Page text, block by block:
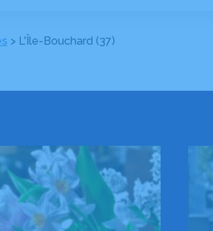
> L'Île-Bouchard (37)